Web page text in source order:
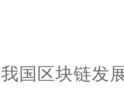
区块链发